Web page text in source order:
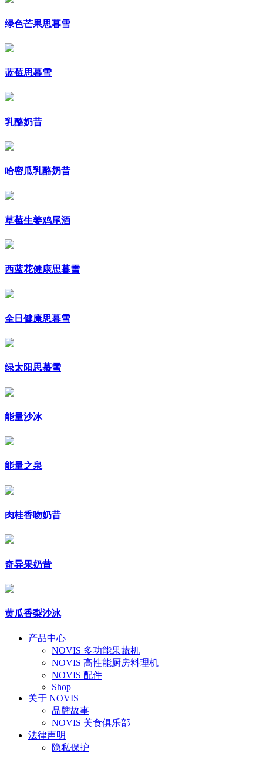
绿色芒果思暮雪
蓝莓思暮雪
乳酪奶昔
哈密瓜乳酪奶昔
草莓生姜鸡尾酒
西蓝花健康思暮雪
全日健康思暮雪
绿太阳思慕雪
能量沙冰
能量之泉
肉桂香吻奶昔
奇异果奶昔
黄瓜香梨沙冰
产品中心
NOVIS 多功能果蔬机
NOVIS 高性能厨房料理机
NOVIS 配件
Shop
关于 NOVIS
品牌故事
NOVIS 美食俱乐部
法律声明
隐私保护